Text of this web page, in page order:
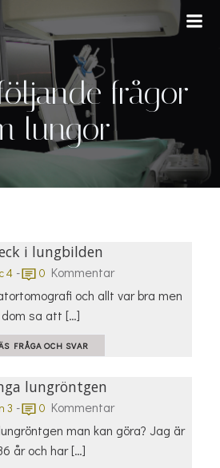
innehåll
frågor
lungor
i lungbilden
4 - 0 Kommentar
och allt var bra men
dom sa att […]
FRÅGA OCH SVAR
lungröntgen
3 - 0 Kommentar
man kan göra? Jag är
år och har […]